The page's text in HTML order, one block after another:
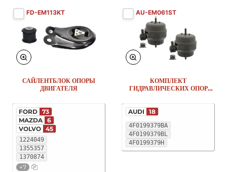
FD-EM113KT
1224049
1355357
1370874
+7
FORD 73
MAZDA 6
VOLVO 45
САЙЛЕНТБЛОК ОПОРЫ
ДВИГАТЕЛЯ
AU-EM061ST
4F0199379BA
4F0199379BL
4F0199379H
AUDI 18
КОМПЛЕКТ
ГИДРАВЛИЧЕСКИХ ОПОР